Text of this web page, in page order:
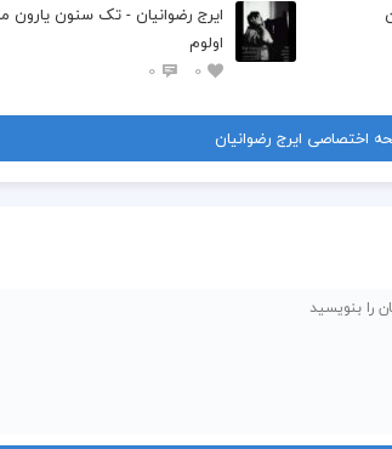
ایرج رضوانیان - تک سنون یارون
اولوم
0
0
اختصاصی ایرج رضوانیان